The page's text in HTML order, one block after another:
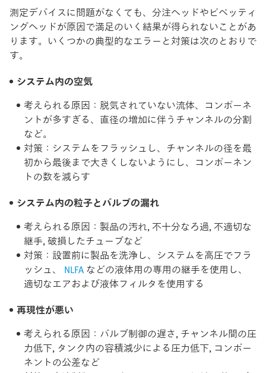
測定デバイスに問題がなくても、分注ヘッドやピペッティ
ングヘッドが原因で満足のいく結果が得られないことがあ
ります。いくつかの典型的なエラーと対策は次のとおりで
す。
システム内の空気
考えられる原因：脱気されていない流体、コンポーネ
ントが多すぎる、直径の増加に伴うチャンネルの分割
など。
対策：システムをフラッシュし、チャンネルの径を最
初から最後まで大きくしないようにし、コンポーネン
トの数を減らす
システム内の粒子とバルブの漏れ
考えられる原因：製品の汚れ, 不十分なろ過, 不適切な
継手, 破損したチューブなど
対策：設置前に製品を洗浄し、システムを高圧でフラ
ッシュ、 NLFA などの液体用の専用の継手を使用し、
適切なエアおよび液体フィルタを使用する
再現性が悪い
考えられる原因：バルブ制御の遅さ, チャンネル間の圧
力低下, タンク内の容積減少による圧力低下, コンポー
ネントの公差など